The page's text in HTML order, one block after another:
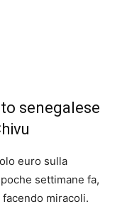
senegalese
euro sulla
settimane fa,
miracoli.